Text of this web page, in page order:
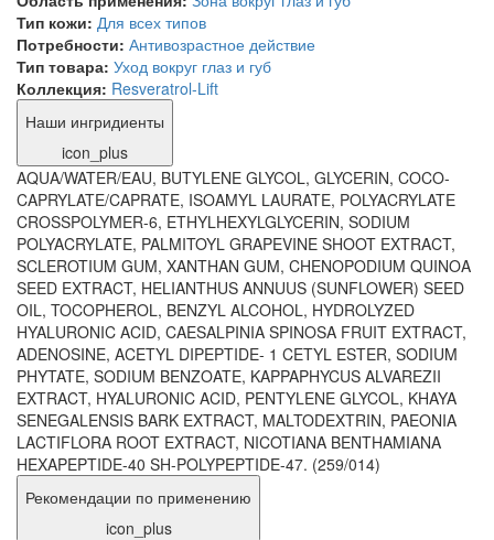
Тип кожи: Для всех типов
Потребности: Антивозрастное действие
Тип товара: Уход вокруг глаз и губ
Коллекция: Resveratrol-Lift
Наши ингридиенты
icon_plus
AQUA/WATER/EAU, BUTYLENE GLYCOL, GLYCERIN, COCO-
CAPRYLATE/CAPRATE, ISOAMYL LAURATE, POLYACRYLATE
CROSSPOLYMER-6, ETHYLHEXYLGLYCERIN, SODIUM
POLYACRYLATE, PALMITOYL GRAPEVINE SHOOT EXTRACT,
SCLEROTIUM GUM, XANTHAN GUM, CHENOPODIUM QUINOA
SEED EXTRACT, HELIANTHUS ANNUUS (SUNFLOWER) SEED
OIL, TOCOPHEROL, BENZYL ALCOHOL, HYDROLYZED
HYALURONIC ACID, CAESALPINIA SPINOSA FRUIT EXTRACT,
ADENOSINE, ACETYL DIPEPTIDE- 1 CETYL ESTER, SODIUM
PHYTATE, SODIUM BENZOATE, KAPPAPHYCUS ALVAREZII
EXTRACT, HYALURONIC ACID, PENTYLENE GLYCOL, KHAYA
SENEGALENSIS BARK EXTRACT, MALTODEXTRIN, PAEONIA
LACTIFLORA ROOT EXTRACT, NICOTIANA BENTHAMIANA
HEXAPEPTIDE-40 SH-POLYPEPTIDE-47. (259/014)
Рекомендации по применению
icon_plus